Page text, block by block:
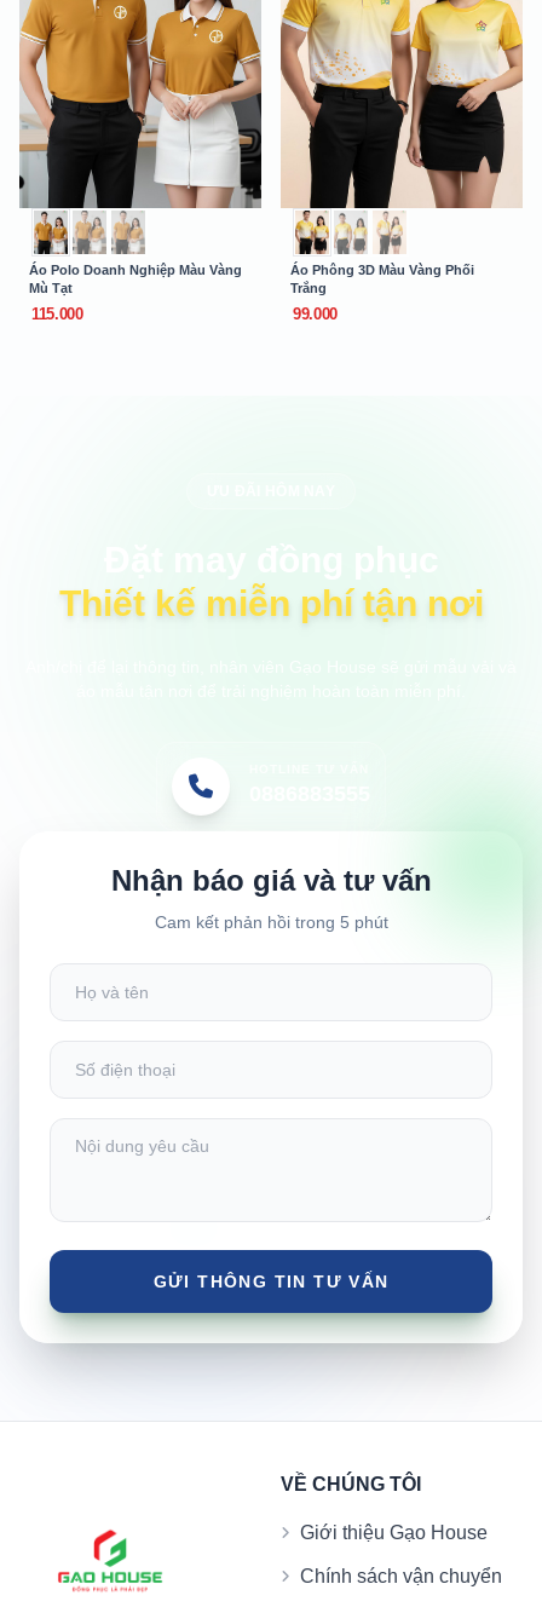
Áo Polo Doanh Nghiệp Màu Vàng
Mù Tạt
115.000
Áo Phông 3D Màu Vàng Phối
Trắng
99.000
Thiết kế miễn phí tận nơi
Nhận báo giá và tư vấn
Cam kết phản hồi trong 5 phút
VỀ CHÚNG TÔI
Giới thiệu Gạo House
Chính sách vận chuyển